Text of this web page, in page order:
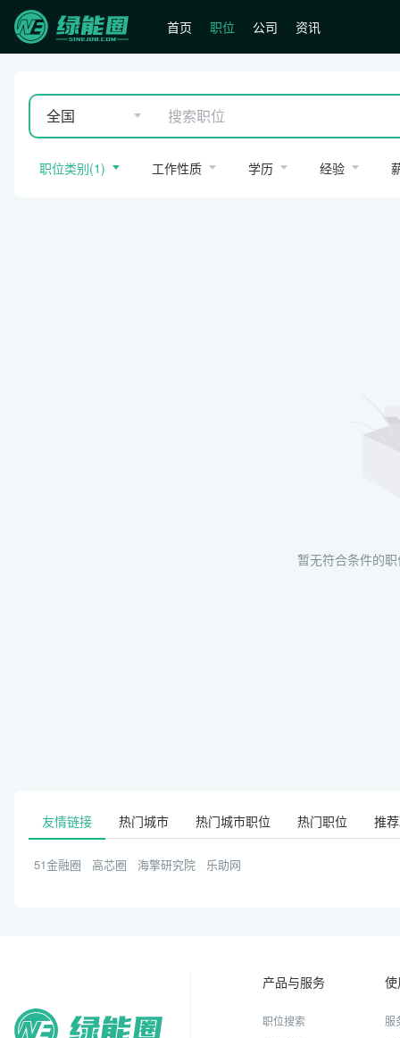
首页 职位 公司 资讯
全国
职位类别(1) 工作性质 学历 经验
暂无符合条件的
友情链接 热门城市 热门城市职位 热门职位 推
51金融圈 高芯圈 海擎研究院 乐助网
产品与服务
职位搜索
服